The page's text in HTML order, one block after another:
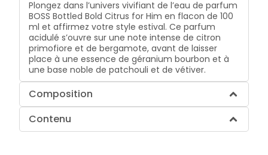
Plongez dans l’univers vivifiant de l’eau de parfum
BOSS Bottled Bold Citrus for Him en flacon de 100
ml et affirmez votre style estival. Ce parfum
acidulé s’ouvre sur une note intense de citron
primofiore et de bergamote, avant de laisser
place à une essence de géranium bourbon et à
une base noble de patchouli et de vétiver.
Composition
Contenu